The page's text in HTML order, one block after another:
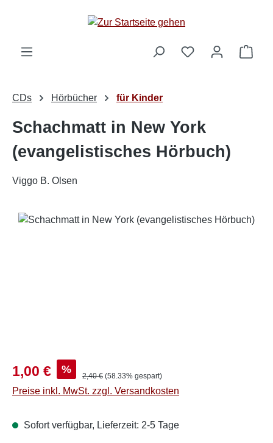
Zum Hauptinhalt springen
CDs Hörbücher für Kinder
Schachmatt in New York
(evangelistisches Hörbuch)
Viggo B. Olsen
Bildergalerie überspringen
Verkaufspreis:
1,00 € % Regulärer Preis:
2,40 € (58.33% gespart)
Preise inkl. MwSt. zzgl. Versandkosten
Sofort verfügbar, Lieferzeit: 2-5 Tage